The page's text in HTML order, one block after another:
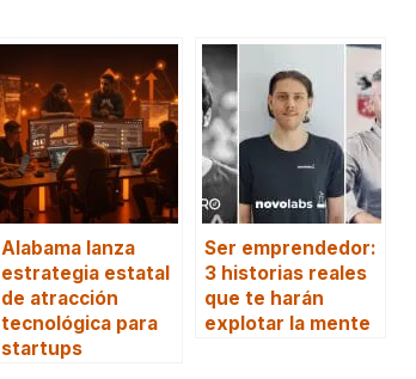
Alabama lanza
estrategia estatal
de atracción
tecnológica para
startups
Ser emprendedor:
3 historias reales
que te harán
explotar la mente